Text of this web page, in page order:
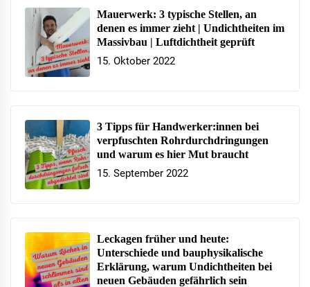
Mauerwerk: 3 typische Stellen, an
denen es immer zieht | Undichtheiten im
Massivbau | Luftdichtheit geprüft
15. Oktober 2022
3 Tipps für Handwerker:innen bei
verpfuschten Rohrdurchdringungen
und warum es hier Mut braucht
15. September 2022
Leckagen früher und heute:
Unterschiede und bauphysikalische
Erklärung, warum Undichtheiten bei
neuen Gebäuden gefährlich sein